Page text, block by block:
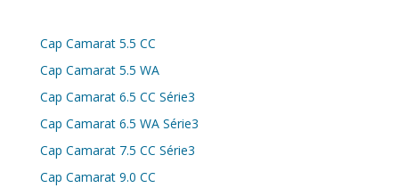
Cap Camarat 5.5 CC
Cap Camarat 5.5 WA
Cap Camarat 6.5 CC Série3
Cap Camarat 6.5 WA Série3
Cap Camarat 7.5 CC Série3
Cap Camarat 9.0 CC